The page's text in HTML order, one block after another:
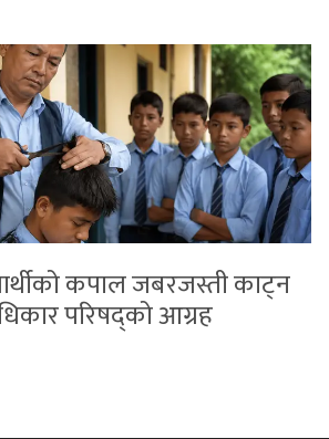
कपाल जबरजस्ती काट्न
परिषद्को आग्रह